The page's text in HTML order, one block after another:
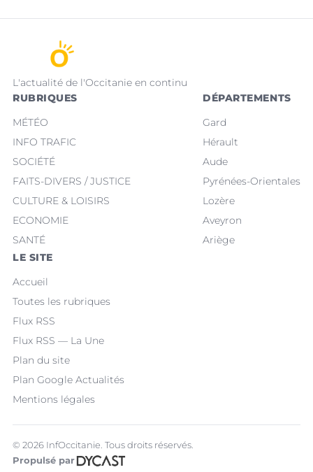
L'actualité de l'Occitanie en continu
RUBRIQUES
MÉTÉO
INFO TRAFIC
SOCIÉTÉ
FAITS-DIVERS / JUSTICE
CULTURE & LOISIRS
ECONOMIE
SANTÉ
DÉPARTEMENTS
Gard
Hérault
Aude
Pyrénées-Orientales
Lozère
Aveyron
Ariège
LE SITE
Accueil
Toutes les rubriques
Flux RSS
Flux RSS — La Une
Plan du site
Plan Google Actualités
Mentions légales
© 2026 InfOccitanie. Tous droits réservés.
Propulsé par